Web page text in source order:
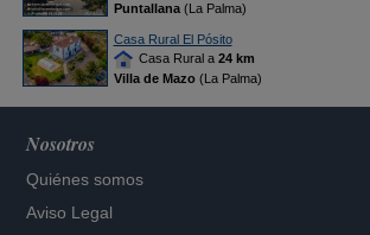
Puntallana(La Palma)
Casa Rural El Pósito
Casa Rural a 24 km
Villa de Mazo(La Palma)
Nosotros
Quiénes somos
Aviso Legal